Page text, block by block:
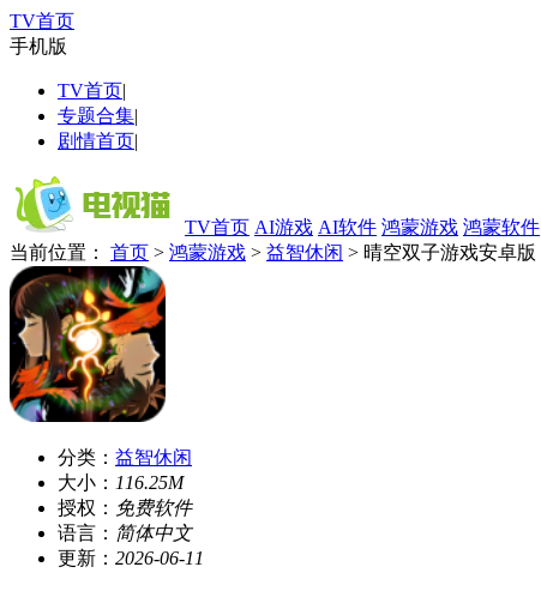
TV首页
手机版
TV首页|
专题合集|
剧情首页|
TV首页 AI游戏 AI软件 鸿蒙游戏 鸿蒙软件
当前位置： 首页 > 鸿蒙游戏 > 益智休闲 > 晴空双子游戏安卓版
分类： 益智休闲
大小： 116.25M
授权： 免费软件
语言： 简体中文
更新： 2026-06-11